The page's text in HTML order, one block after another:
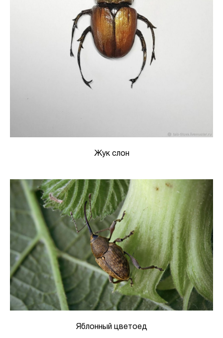
Жук слон
Яблонный цветоед